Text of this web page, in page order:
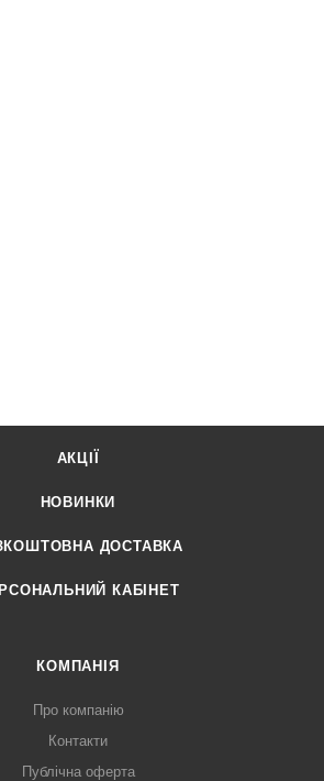
АКЦІЇ
НОВИНКИ
ДОСТАВКА
КАБІНЕТ
КОМПАНІЯ
Про компанію
Контакти
Публічна оферта